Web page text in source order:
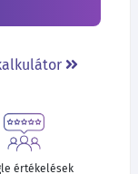
értékelések